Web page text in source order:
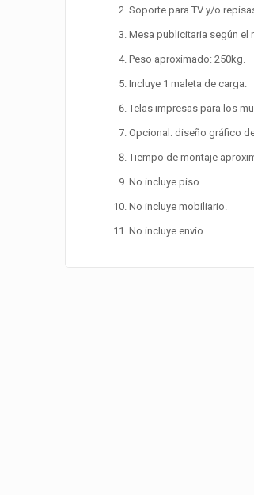
Soporte para TV y/o
Mesa publicitaria según el
Peso aproximado: 250kg.
Incluye 1 maleta de carga.
Telas impresas para los
Opcional: diseño gráfico
Tiempo de montaje
No incluye piso.
No incluye mobiliario.
No incluye envío.